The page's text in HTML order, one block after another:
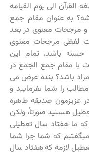
الی یوم القیامه
به عنوان مقام جمع
مرجحات معنوی در بعد
لفظی مرجحات معنوی
باشد، تمام این
با مقام جمع الجمع در
باشد؟ بنده عرض می
را شما بفرمایید و
عزیزمون صدیقه طاهره
هستید صورتاً، ولکن
ما هفتاد سال تعطیلی
که شما چرا شما
لازمه که هفتاد سال